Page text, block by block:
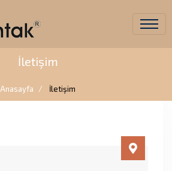
İletişim
Anasayfa İletişim